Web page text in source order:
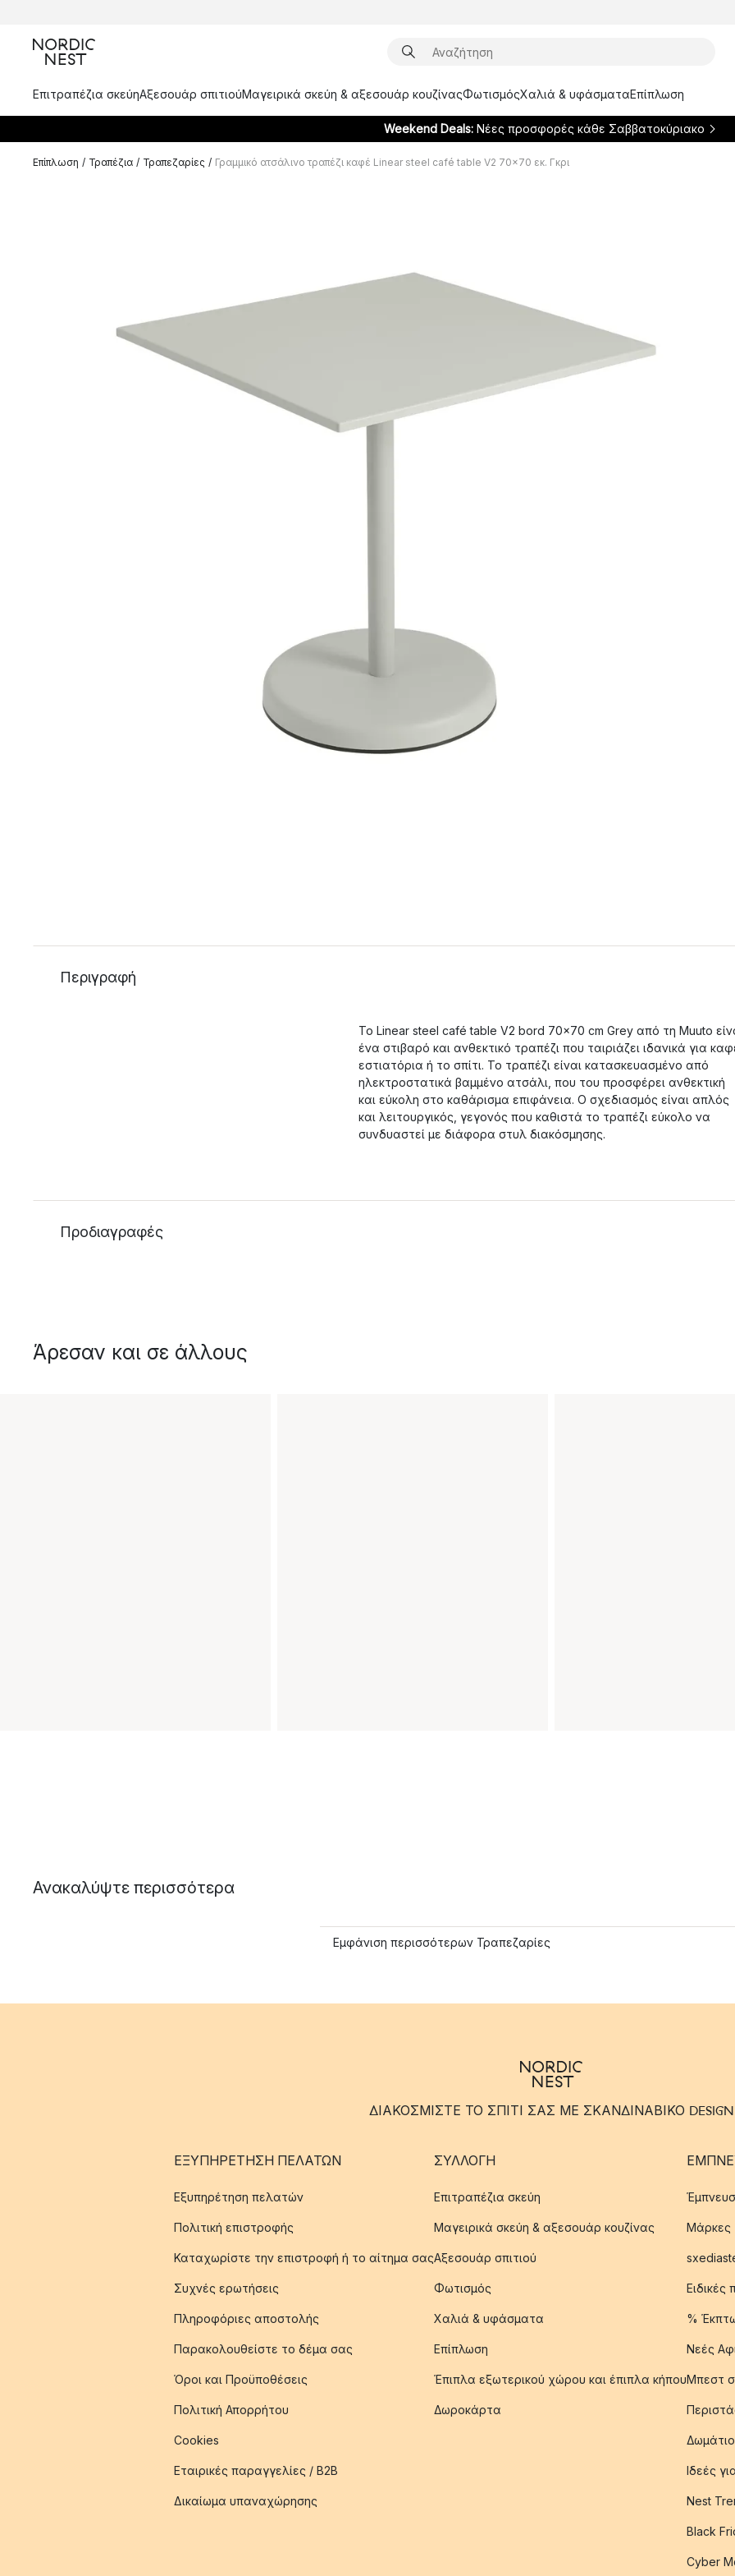
Επιτραπέζια σκεύηΑξεσουάρ σπιτιούΜαγειρικά σκεύη & αξεσουάρ κουζίναςΦωτισμόςΧαλιά & υφάσματαΕπίπλωση
Weekend Deals: Νέες προσφορές κάθε Σαββατοκύριακο
Επίπλωση / Τραπέζια / Τραπεζαρίες / Γραμμικό ατσάλινο τραπέζι καφέ Linear steel café table V2 70x70 εκ. Γκρι
Περιγραφή
Το Linear steel café table V2 bord 70x70 cm Grey από τη Muuto
ένα στιβαρό και ανθεκτικό τραπέζι που ταιριάζει ιδανικά για
εστιατόρια ή το σπίτι. Το τραπέζι είναι κατασκευασμένο από
ηλεκτροστατικά βαμμένο ατσάλι, που του προσφέρει ανθεκτική
και εύκολη στο καθάρισμα επιφάνεια. Ο σχεδιασμός είναι απλός
και λειτουργικός, γεγονός που καθιστά το τραπέζι εύκολο να
συνδυαστεί με διάφορα στυλ διακόσμησης.
Προδιαγραφές
Άρεσαν και σε άλλους
Ανακαλύψτε περισσότερα
Εμφάνιση περισσότερων Τραπεζαρίες
ΔΙΑΚΟΣΜΙΣΤΕ ΤΟ ΣΠΙΤΙ ΣΑΣ ΜΕ ΣΚΑΝΔΙΝΑΒΙΚΟ DESIGN
ΕΞΥΠΗΡΈΤΗΣΗ ΠΕΛΑΤΏΝ
Εξυπηρέτηση πελατών
Πολιτική επιστροφής
Καταχωρίστε την επιστροφή ή το αίτημα σας
Συχνές ερωτήσεις
Πληροφόριες αποστολής
Παρακολουθείστε το δέμα σας
Όροι και Προϋποθέσεις
Πολιτική Απορρήτου
Cookies
Εταιρικές παραγγελίες / B2B
Δικαίωμα υπαναχώρησης
ΣΥΛΛΟΓΉ
Επιτραπέζια σκεύη
Μαγειρικά σκεύη & αξεσουάρ κουζίνας
Αξεσουάρ σπιτιού
Φωτισμός
Χαλιά & υφάσματα
Επίπλωση
Έπιπλα εξωτερικού χώρου και έπιπλα κήπου
Δωροκάρτα
Μάρκες
%
Νεές
Μπεστ
Δωμάτιο
Ιδεές
Nest
Black
Cyber